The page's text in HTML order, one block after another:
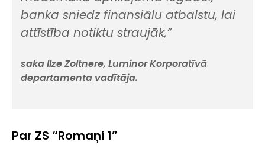
banka sniedz finansiālu atbalstu, lai
attīstība notiktu straujāk,”
saka Ilze Zoltnere, Luminor Korporatīvā
departamenta vadītāja.
Par ZS “Romaņi 1”